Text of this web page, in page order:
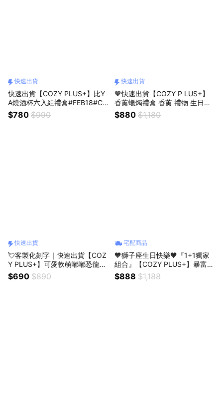
快速出貨
快速出貨【COZY PLUS+】比Y
A燒酒杯六入組禮盒#FEB18#CP
0142 禮物 生日禮物 交換禮 情
人節禮物 燒酒杯 畢業禮物
$780 $990
快速出貨
🧡快速出貨【COZY P LUS+】
香薰蠟燭禮盒 香薰 禮物 生日禮
物 聖誕節禮物 交換禮 # FRA012
$880 $1,180
快速出貨
💘客製化刻字｜快速出貨【COZ
Y PLUS+】可愛軟萌嘟嘟恐龍毛
絨玩偶 #CP3030 玩偶 娃娃 禮
物 生日禮物 交換禮 聖誕禮物 情
$690 $890
宅配商品
🧡獅子座生日快樂🧡『1+1獨家
組合』【COZY PLUS+】暴富麒
麟臂招財貓與天然水晶原石小豆
丁＃CAT041 #CP0226 生日禮
$888 $1,188